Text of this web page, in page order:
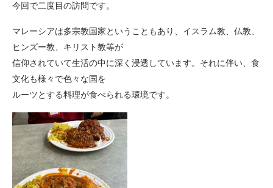
今回で二度目の訪問です。
マレーシアは多宗教国家ということもあり、イスラム教、仏教、
ヒンズー教、キリスト教等が
信仰されていて生活の中に深く浸透しています。それに伴い、食
文化も様々で色々な国を
ルーツとする料理が食べられる環境です。